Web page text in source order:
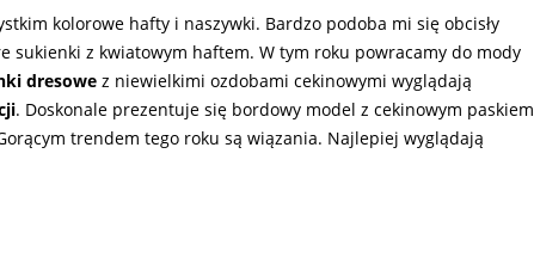
kolorowe hafty i naszywki. Bardzo podoba mi się obcisły
sukienki z kwiatowym haftem. W tym roku powracamy do mody
dresowe z niewielkimi ozdobami cekinowymi wyglądają
. Doskonale prezentuje się bordowy model z cekinowym paskiem
trendem tego roku są wiązania. Najlepiej wyglądają